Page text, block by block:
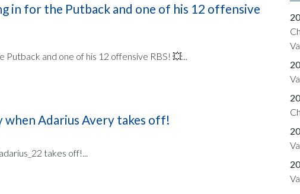
in for the Putback and one of his 12 offensive
Putback and one of his 12 offensive RBS! 💥...
Adarius Avery takes off!
takes off!...